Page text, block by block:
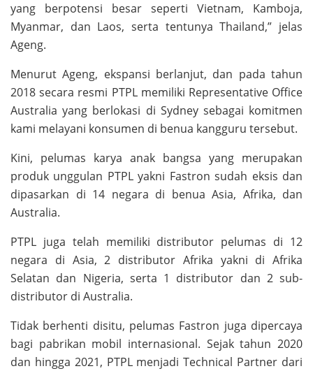
yang berpotensi besar seperti Vietnam, Kamboja,
Myanmar, dan Laos, serta tentunya Thailand,” jelas
Ageng.
Menurut Ageng, ekspansi berlanjut, dan pada tahun
2018 secara resmi PTPL memiliki Representative Office
Australia yang berlokasi di Sydney sebagai komitmen
kami melayani konsumen di benua kangguru tersebut.
Kini, pelumas karya anak bangsa yang merupakan
produk unggulan PTPL yakni Fastron sudah eksis dan
dipasarkan di 14 negara di benua Asia, Afrika, dan
Australia.
PTPL juga telah memiliki distributor pelumas di 12
negara di Asia, 2 distributor Afrika yakni di Afrika
Selatan dan Nigeria, serta 1 distributor dan 2 sub-
distributor di Australia.
Tidak berhenti disitu, pelumas Fastron juga dipercaya
bagi pabrikan mobil internasional. Sejak tahun 2020
dan hingga 2021, PTPL menjadi Technical Partner dari